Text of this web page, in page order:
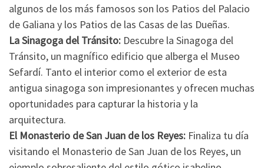
algunos de los más famosos son los Patios del Palacio
de Galiana y los Patios de las Casas de las Dueñas.
La Sinagoga del Tránsito: Descubre la Sinagoga del
Tránsito, un magnífico edificio que alberga el Museo
Sefardí. Tanto el interior como el exterior de esta
antigua sinagoga son impresionantes y ofrecen muchas
oportunidades para capturar la historia y la
arquitectura.
El Monasterio de San Juan de los Reyes: Finaliza tu día
visitando el Monasterio de San Juan de los Reyes, un